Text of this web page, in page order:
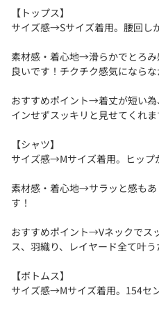
【トップス】
サイズ感→Sサイズ着用。腰回し
素材感・着心地→滑らかでとろ
良いです！チクチク感気にならな
おすすめポイント→着丈が短い為
インせずスッキリと見せてくれま
【シャツ】
サイズ感→Mサイズ着用。ヒップ
素材感・着心地→サラッと感も
す！
おすすめポイント→Vネックでス
ス、羽織り、レイヤード全て叶
【ボトムス】
サイズ感→Mサイズ着用。154セ